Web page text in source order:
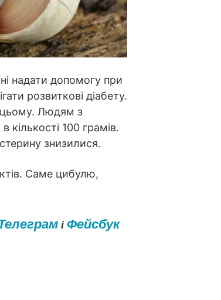
надати допомогу при
розвиткові діабету.
цьому. Людям з
100 грамів.
знизилися.
Саме цибулю,
і Фейсбук